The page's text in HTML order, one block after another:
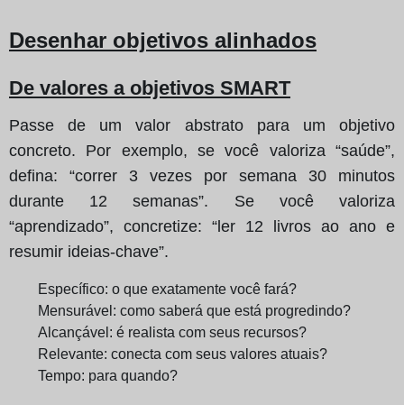
Desenhar objetivos alinhados
De valores a objetivos SMART
Passe de um valor abstrato para um objetivo
concreto. Por exemplo, se você valoriza “saúde”,
defina: “correr 3 vezes por semana 30 minutos
durante 12 semanas”. Se você valoriza
“aprendizado”, concretize: “ler 12 livros ao ano e
resumir ideias-chave”.
Específico: o que exatamente você fará?
Mensurável: como saberá que está progredindo?
Alcançável: é realista com seus recursos?
Relevante: conecta com seus valores atuais?
Tempo: para quando?